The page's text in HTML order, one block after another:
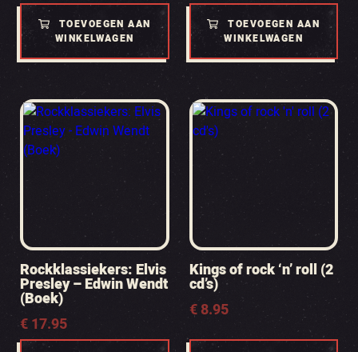
TOEVOEGEN AAN
WINKELWAGEN
TOEVOEGEN AAN
WINKELWAGEN
Rockklassiekers: Elvis
Presley – Edwin Wendt
(Boek)
€17.95
Kings of rock ‘n’ roll (2
cd’s)
€8.95